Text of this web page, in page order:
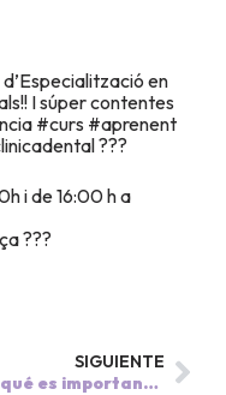
en
I súper contentes
#curs #aprenent
???
i de 16:00 h a
???
SIGUIENTE
¿Por qué es importante la Radiografía Periapical? ?